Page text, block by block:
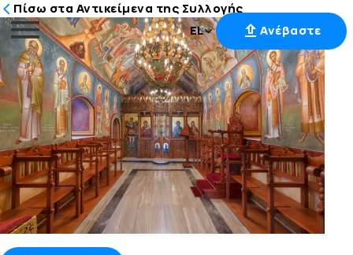
Μετάβαση
στο
περιεχόμενο
EL Ανέβαστε
Πίσω στα Αντικείμενα της Συλλογής